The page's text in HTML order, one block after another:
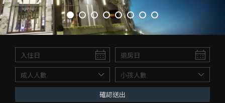
確認送出